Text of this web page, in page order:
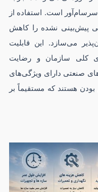
است. استفاده از
پیش‌بینی نشده را کاهش
می‌سازد. این قابلیت
کلی سازمان و رضایت
صنعتی دارای ویژگی‌های
هستند که مستقیماً بر